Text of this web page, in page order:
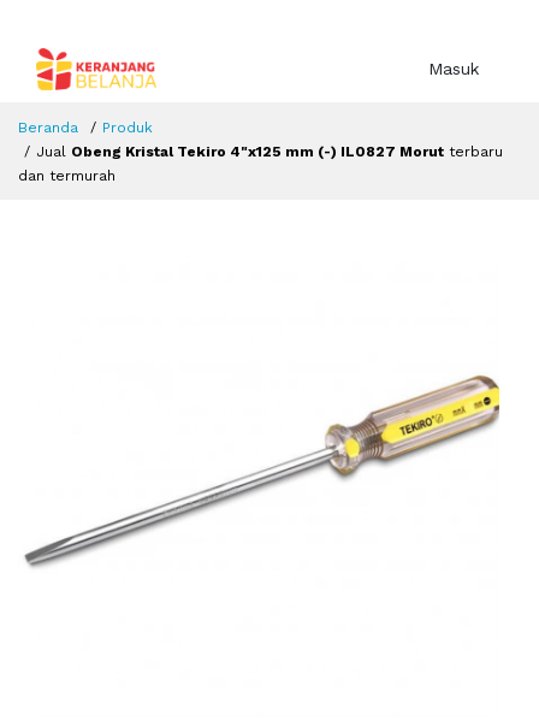
Masuk
Beranda
Produk
Jual Obeng Kristal Tekiro 4"x125 mm (-) IL0827 Morut terbaru
dan termurah